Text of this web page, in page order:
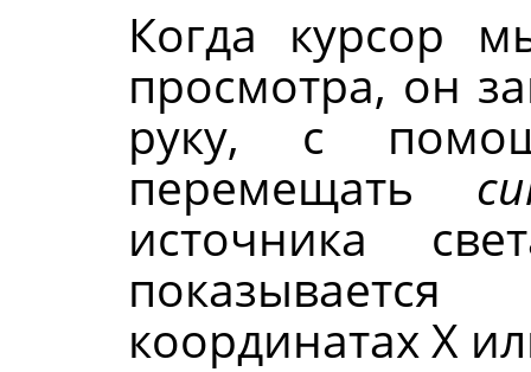
Когда курсор
просмотра, он
руку, с
перемещать
источника
координатах X